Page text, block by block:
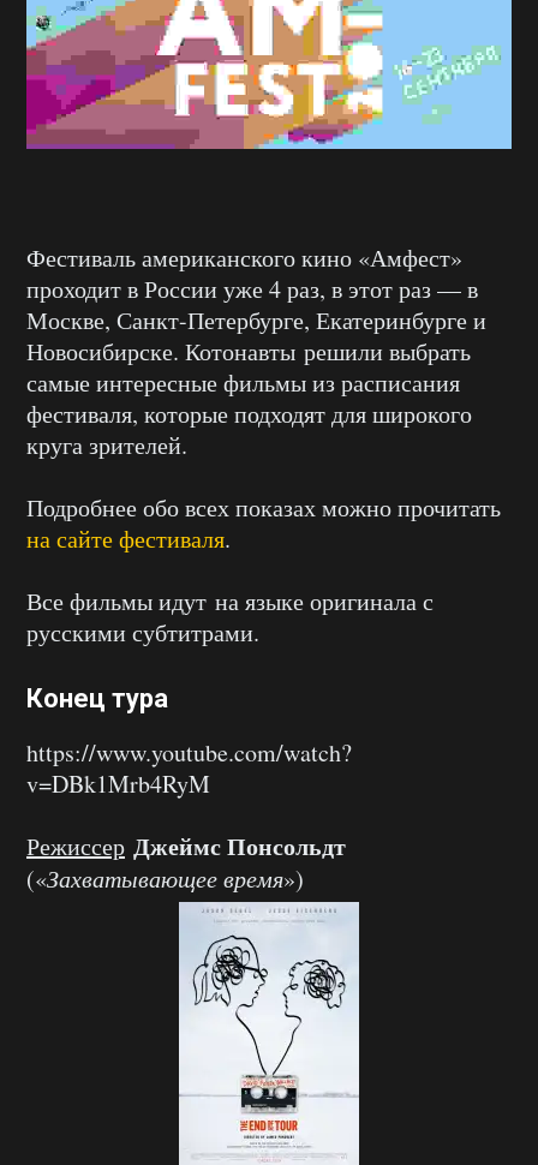
Фестиваль американского кино «Амфест»
проходит в России уже 4 раз, в этот раз — в
Москве, Санкт-Петербурге, Екатеринбурге и
Новосибирске. Котонавты решили выбрать
самые интересные фильмы из расписания
фестиваля, которые подходят для широкого
круга зрителей.
Подробнее обо всех показах можно прочитать
на сайте фестиваля.
Все фильмы идут на языке оригинала с
русскими субтитрами.
Конец тура
https://www.youtube.com/watch?
v=DBk1Mrb4RyM
Режиссер Джеймс Понсольдт
(«Захватывающее время»)